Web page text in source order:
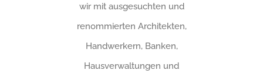
wir mit ausgesuchten und
renommierten Architekten,
Handwerkern, Banken,
Hausverwaltungen und